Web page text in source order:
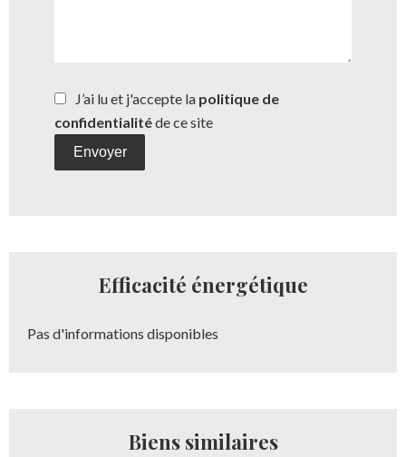
J’ai lu et j'accepte la politique de
confidentialitéde ce site
Envoyer
Efficacité énergétique
Pas d'informations disponibles
Biens similaires